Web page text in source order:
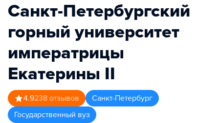
Санкт-Петербургский
горный университет
императрицы
Екатерины II
4.9238 отзывов
Санкт-Петербург
Государственный вуз